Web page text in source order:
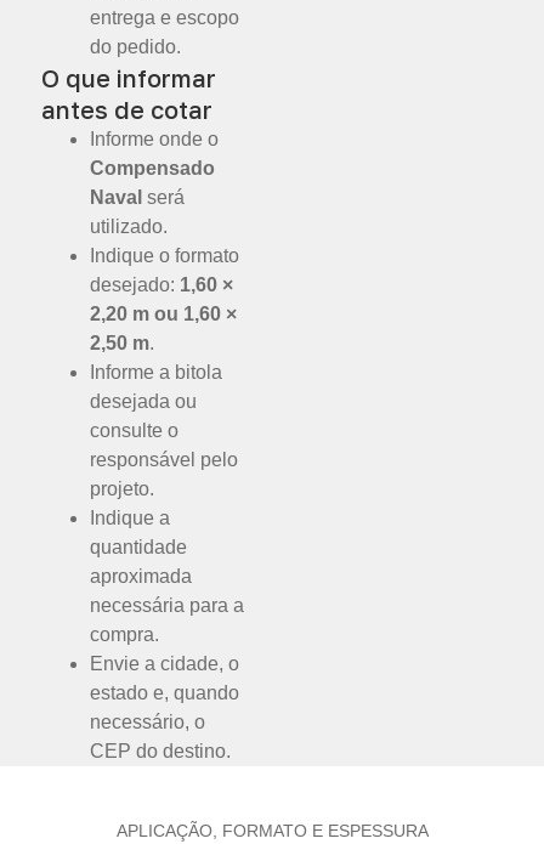
entrega e escopo
do pedido.
O que informar
antes de cotar
Informe onde o
Compensado
Naval será
utilizado.
Indique o formato
desejado: 1,60 ×
2,20 m ou 1,60 ×
2,50 m.
Informe a bitola
desejada ou
consulte o
responsável pelo
projeto.
Indique a
quantidade
aproximada
necessária para a
compra.
Envie a cidade, o
estado e, quando
necessário, o
CEP do destino.
APLICAÇÃO, FORMATO E ESPESSURA